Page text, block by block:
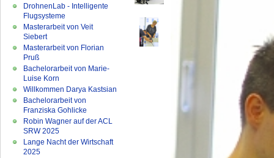
DrohnenLab - Intelligente
Flugsysteme
Masterarbeit von Veit
Siebert
Masterarbeit von Florian
Pruß
Bachelorarbeit von Marie-
Luise Korn
Willkommen Darya Kastsian
Bachelorarbeit von
Franziska Gohlicke
Robin Wagner auf der ACL
SRW 2025
Lange Nacht der Wirtschaft
2025